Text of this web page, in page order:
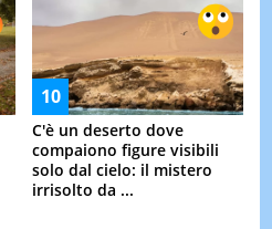
C'è un deserto dove
compaiono figure visibili
solo dal cielo: il mistero
irrisolto da ...